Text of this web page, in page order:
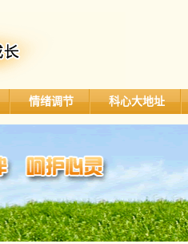
情绪调节 科心大地址